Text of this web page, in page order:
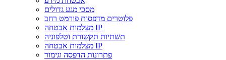
מסכי מגע גדולים
פלוטרים מדפסות פורמט רחב
מצלמות אבטחה IP
תשתיות תקשורת וטלפוניה
מצלמות אבטחה IP
פתרונות הדפסה וגימור